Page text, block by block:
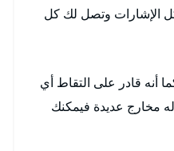
الإشارات وتصل لك كل
أنه قادر على التقاط أي
مخارج عديدة فيمكنك